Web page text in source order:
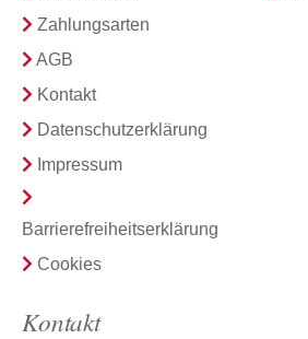
Zahlungsarten
AGB
Kontakt
Datenschutzerklärung
Impressum
Barrierefreiheitserklärung
Cookies
Kontakt